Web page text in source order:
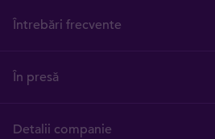
Întrebări frecvente
În presă
Detalii companie